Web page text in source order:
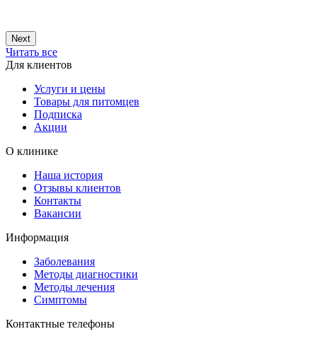
Next
Читать все
Для клиентов
Услуги и цены
Товары для питомцев
Подписка
Акции
О клинике
Наша история
Отзывы клиентов
Контакты
Вакансии
Информация
Заболевания
Методы диагностики
Методы лечения
Симптомы
Контактные телефоны